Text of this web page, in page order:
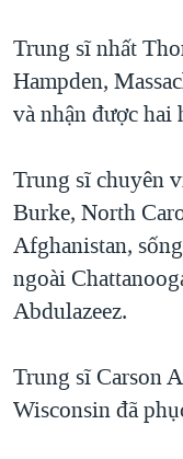
Trung sĩ nhất
Hampden,
và nhận được
Trung sĩ chuyên
Burke, North
Afghanistan,
ngoài
Abdulazeez.
Trung sĩ Carson
Wisconsin đã